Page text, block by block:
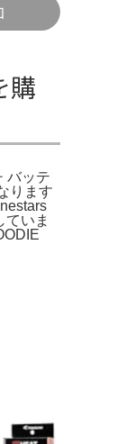
購
バッテ
ります
いま